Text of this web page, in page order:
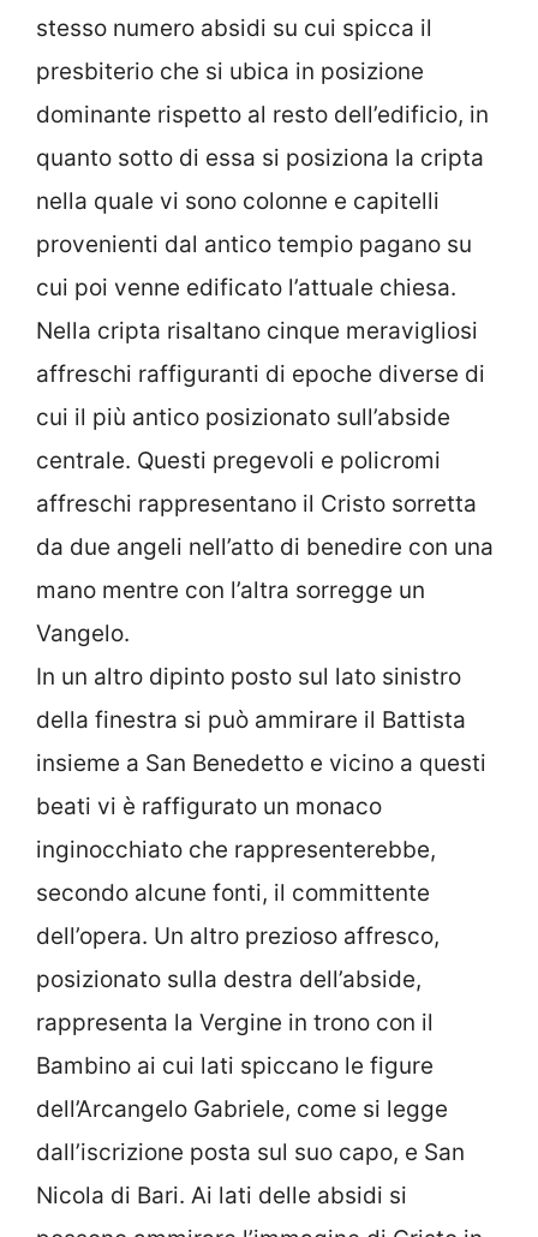
stesso numero absidi su cui spicca il
presbiterio che si ubica in posizione
dominante rispetto al resto dell’edificio, in
quanto sotto di essa si posiziona la cripta
nella quale vi sono colonne e capitelli
provenienti dal antico tempio pagano su
cui poi venne edificato l’attuale chiesa.
Nella cripta risaltano cinque meravigliosi
affreschi raffiguranti di epoche diverse di
cui il più antico posizionato sull’abside
centrale. Questi pregevoli e policromi
affreschi rappresentano il Cristo sorretta
da due angeli nell’atto di benedire con una
mano mentre con l’altra sorregge un
Vangelo.
In un altro dipinto posto sul lato sinistro
della finestra si può ammirare il Battista
insieme a San Benedetto e vicino a questi
beati vi è raffigurato un monaco
inginocchiato che rappresenterebbe,
secondo alcune fonti, il committente
dell’opera. Un altro prezioso affresco,
posizionato sulla destra dell’abside,
rappresenta la Vergine in trono con il
Bambino ai cui lati spiccano le figure
dell’Arcangelo Gabriele, come si legge
dall’iscrizione posta sul suo capo, e San
Nicola di Bari. Ai lati delle absidi si